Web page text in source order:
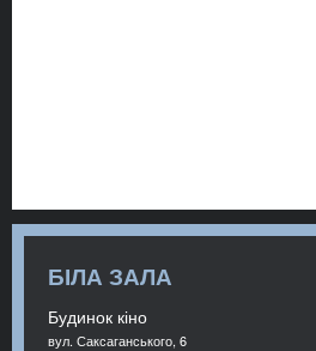
БІЛА ЗАЛА
Будинок кіно
вул. Саксаганського, 6